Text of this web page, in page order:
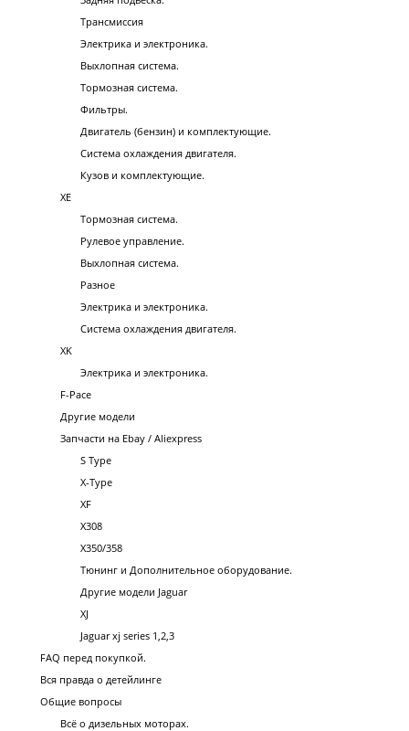
Трансмиссия
Электрика и электроника.
Выхлопная система.
Тормозная система.
Фильтры.
Двигатель (бензин) и комплектующие.
Система охлаждения двигателя.
Кузов и комплектующие.
XE
Тормозная система.
Рулевое управление.
Выхлопная система.
Разное
Электрика и электроника.
Система охлаждения двигателя.
XK
Электрика и электроника.
F-Pace
Другие модели
Запчасти на Ebay / Aliexpress
S Type
X-Type
XF
X308
X350/358
Тюнинг и Дополнительное оборудование.
Другие модели Jaguar
XJ
Jaguar xj series 1,2,3
FAQ перед покупкой.
Вся правда о детейлинге
Общие вопросы
Всё о дизельных моторах.